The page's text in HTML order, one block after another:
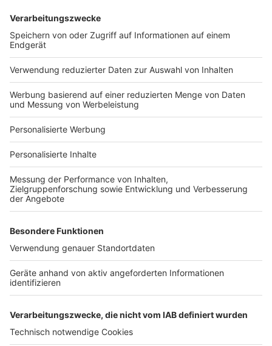
Services
Bauprojekt-Quiz
Häuser-Suche
Hausanbieter-Suche
Bauprojekt-Profil
Für Unternehmen
Ihre Baufirma auf bauen.de
Kostenloses Infogespräch